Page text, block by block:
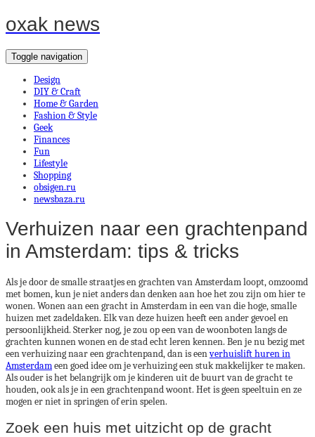
oxak news
Toggle navigation
Design
DIY & Craft
Home & Garden
Fashion & Style
Geek
Finances
Fun
Lifestyle
Shopping
obsigen.ru
newsbaza.ru
Verhuizen naar een grachtenpand
in Amsterdam: tips & tricks
Als je door de smalle straatjes en grachten van Amsterdam loopt, omzoomd
met bomen, kun je niet anders dan denken aan hoe het zou zijn om hier te
wonen. Wonen aan een gracht in Amsterdam in een van die hoge, smalle
huizen met zadeldaken. Elk van deze huizen heeft een ander gevoel en
persoonlijkheid. Sterker nog, je zou op een van de woonboten langs de
grachten kunnen wonen en de stad echt leren kennen. Ben je nu bezig met
een verhuizing naar een grachtenpand, dan is eenverhuislift huren in
Amsterdameen goed idee om je verhuizing een stuk makkelijker te maken.
Als ouder is het belangrijk om je kinderen uit de buurt van de gracht te
houden, ook als je in een grachtenpand woont. Het is geen speeltuin en ze
mogen er niet in springen of erin spelen.
Zoek een huis met uitzicht op de gracht